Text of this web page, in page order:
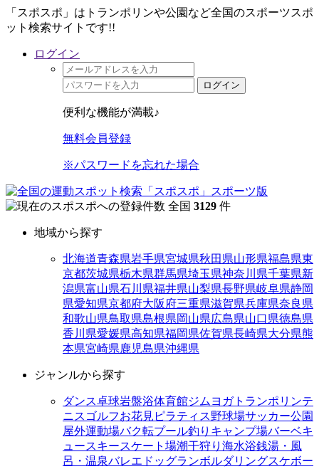
「スポスポ」はトランポリンや公園など全国のスポーツスポ
ット検索サイトです!!
ログイン
ログイン
便利な機能が満載♪
無料会員登録
※パスワードを忘れた場合
全国 3129 件
地域から探す
北海道青森県岩手県宮城県秋田県山形県福島県東
京都茨城県栃木県群馬県埼玉県神奈川県千葉県新
潟県富山県石川県福井県山梨県長野県岐阜県静岡
県愛知県京都府大阪府三重県滋賀県兵庫県奈良県
和歌山県鳥取県島根県岡山県広島県山口県徳島県
香川県愛媛県高知県福岡県佐賀県長崎県大分県熊
本県宮崎県鹿児島県沖縄県
ジャンルから探す
ダンス卓球岩盤浴体育館ジム ヨガトランポリンテ
ニス ゴルフお花見 ピラティス野球場サッカー公園
屋外運動場バク転プール釣り キャンプ場バーベキ
ュースキースケート場潮干狩り 海水浴銭湯・風
呂・温泉バレエ ドッグランボルダリングスケボー